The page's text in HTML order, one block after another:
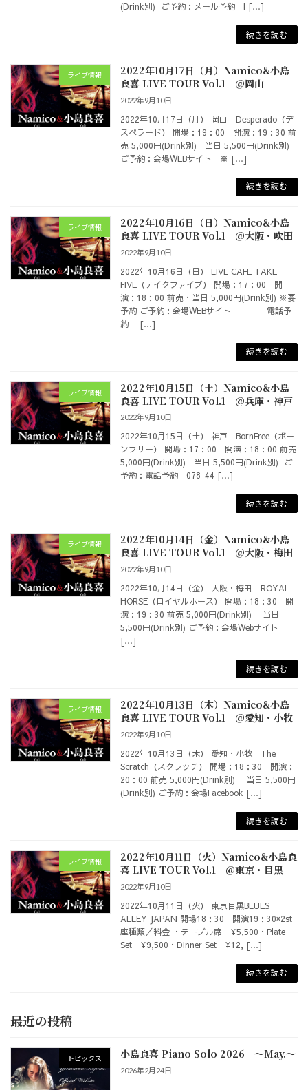
(Drink別) ご予約：メール予約 l […]
続きを読む
ライブ情報
2022年10月17日（月）Namico&小島
良喜 LIVE TOUR Vol.1 @岡山
2022年9月10日
2022年10月17日（月） 岡山 Desperado（デ
スペラード） 開場：19：00 開演：19：30 前
売 5,000円(Drink別) 当日 5,500円(Drink別)
ご予約：会場WEBサイト ※ […]
続きを読む
ライブ情報
2022年10月16日（日）Namico&小島
良喜 LIVE TOUR Vol.1 @大阪・吹田
2022年9月10日
2022年10月16日（日） LIVE CAFE TAKE
FIVE（テイクファイブ） 開場：17：00 開
演：18：00 前売・当日 5,000円(Drink別) ※要
予約 ご予約：会場WEBサイト 電話予
約 […]
続きを読む
ライブ情報
2022年10月15日（土）Namico&小島
良喜 LIVE TOUR Vol.1 @兵庫・神戸
2022年9月10日
2022年10月15日（土） 神戸 BornFree（ボー
ンフリー） 開場：17：00 開演：18：00 前売
5,000円(Drink別) 当日 5,500円(Drink別) ご
予約：電話予約 078-44 […]
続きを読む
ライブ情報
2022年10月14日（金）Namico&小島
良喜 LIVE TOUR Vol.1 @大阪・梅田
2022年9月10日
2022年10月14日（金） 大阪・梅田 ROYAL
HORSE（ロイヤルホース） 開場：18：30 開
演：19：30 前売 5,000円(Drink別) 当日
5,500円(Drink別) ご予約：会場Webサイト
[…]
続きを読む
ライブ情報
2022年10月13日（木）Namico&小島
良喜 LIVE TOUR Vol.1 @愛知・小牧
2022年9月10日
2022年10月13日（木） 愛知・小牧 The
Scratch（スクラッチ） 開場：18：30 開演：
20：00 前売 5,000円(Drink別) 当日 5,500円
(Drink別) ご予約：会場Facebook […]
続きを読む
ライブ情報
2022年10月11日（火）Namico&小島良
喜 LIVE TOUR Vol.1 @東京・目黒
2022年9月10日
2022年10月11日（火） 東京目黒BLUES
ALLEY JAPAN 開場18：30 開演19：30×2st
座種類／料金 ・テーブル席 ¥5,500・Plate
Set ¥9,500・Dinner Set ¥12, […]
続きを読む
最近の投稿
トピックス 小島良喜 Piano Solo 2026 ～May.～
2026年2月24日